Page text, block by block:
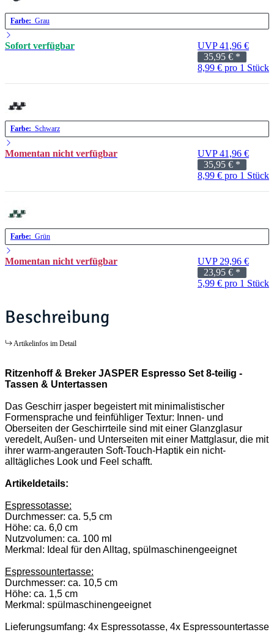
Farbe: Grau
Sofort verfügbar
UVP 41,96 €
35,95 € *
8,99 € pro 1 Stück
Farbe: Schwarz
Momentan nicht verfügbar
UVP 41,96 €
35,95 € *
8,99 € pro 1 Stück
Farbe: Grün
Momentan nicht verfügbar
UVP 29,96 €
23,95 € *
5,99 € pro 1 Stück
Beschreibung
Artikelinfos im Detail
Ritzenhoff & Breker JASPER Espresso Set 8-teilig -
Tassen & Untertassen
Das Geschirr jasper begeistert mit minimalistischer
Formensprache und feinfühliger Textur: Innen- und
Oberseiten der Geschirrteile sind mit einer Glanzglasur
veredelt, Außen- und Unterseiten mit einer Mattglasur, die mit
ihrer warm-angerauten Soft-Touch-Haptik ein nicht-
alltägliches Look und Feel schafft.
Artikeldetails:
Espressotasse:
Durchmesser: ca. 5,5 cm
Höhe: ca. 6,0 cm
Nutzvolumen: ca. 100 ml
Merkmal: Ideal für den Alltag, spülmaschinengeeignet
Espressountertasse:
Durchmesser: ca. 10,5 cm
Höhe: ca. 1,5 cm
Merkmal: spülmaschinengeeignet
Lieferungsumfang: 4x Espressotasse, 4x Espressountertasse